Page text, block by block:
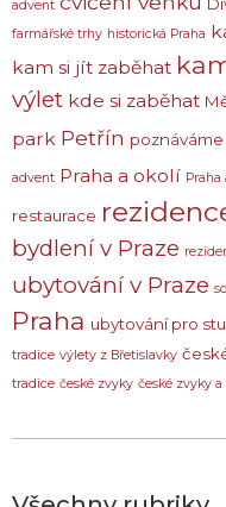
advent
farmářské trhy historická Praha
kam si jít zaběhat
výlet kde si zaběhat
park Petřín poznáváme
advent Praha a okolí Praha
restaurace
bydlení v Praze
ubytování v Praze
Praha ubytování pro
tradice výlety z Břetislavky
tradice české zvyky české zvyky